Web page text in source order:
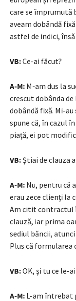
care se împrumută
aveam dobândă
astfel de indici,
VB:Ce-ai făcut?
A-M: M-am dus la
crescut dobânda
dobândă fixă. Mi-
spune că, în cazul
piață, ei pot
VB:Știai de clauza
A-M: Nu, pentru că
erau zece clienți la
Am citit contractul
clauză, iar prima
sediul băncii,
Plus că formularea
VB:OK, și tu ce le-
A-M: L-am întrebat